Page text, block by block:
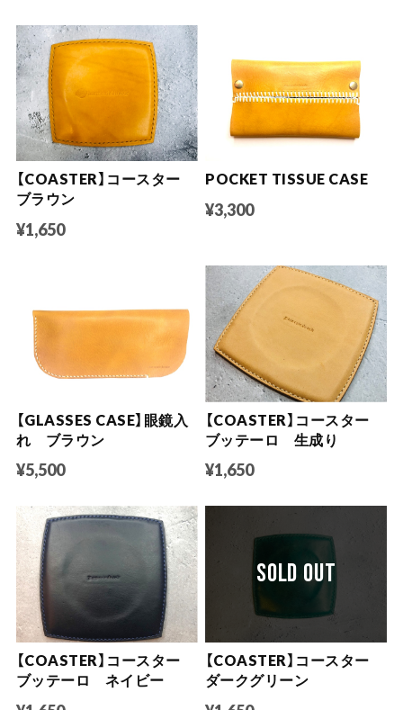
【COASTER】コースター
ブラウン
¥1,650
POCKET TISSUE CASE
¥3,300
【GLASSES CASE】眼鏡入
れ ブラウン
¥5,500
【COASTER】コースター
ブッテーロ 生成り
¥1,650
【COASTER】コースター
ブッテーロ ネイビー
SOLD OUT
【COASTER】コースター
ダークグリーン